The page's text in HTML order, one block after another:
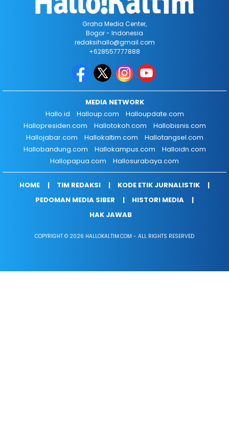
Graha Media Center,
Bogor - Indonesia
redaksihallo@gmail.com
+628557777888
MEDIA NETWORK
Hallo.id
Halloup.com
Halloupdate.com
Hallopresiden.com
Hallotokoh.com
Hallobisnis.com
Hallojabar.com
Hallokaltim.com
Hallotangsel.com
Hallobandung.com
Hallokampus.com
Halloidn.com
Hallopapua.com
Hallosurabaya.com
HOME TIM REDAKSI
KODE ETIK JURNALISTIK
PEDOMAN MEDIA SIBER
HISTORI MEDIA
HAK JAWAB
COPYRIGHT © 2026 HALLOKALTIM.COM - ALL RIGHTS RESERVED